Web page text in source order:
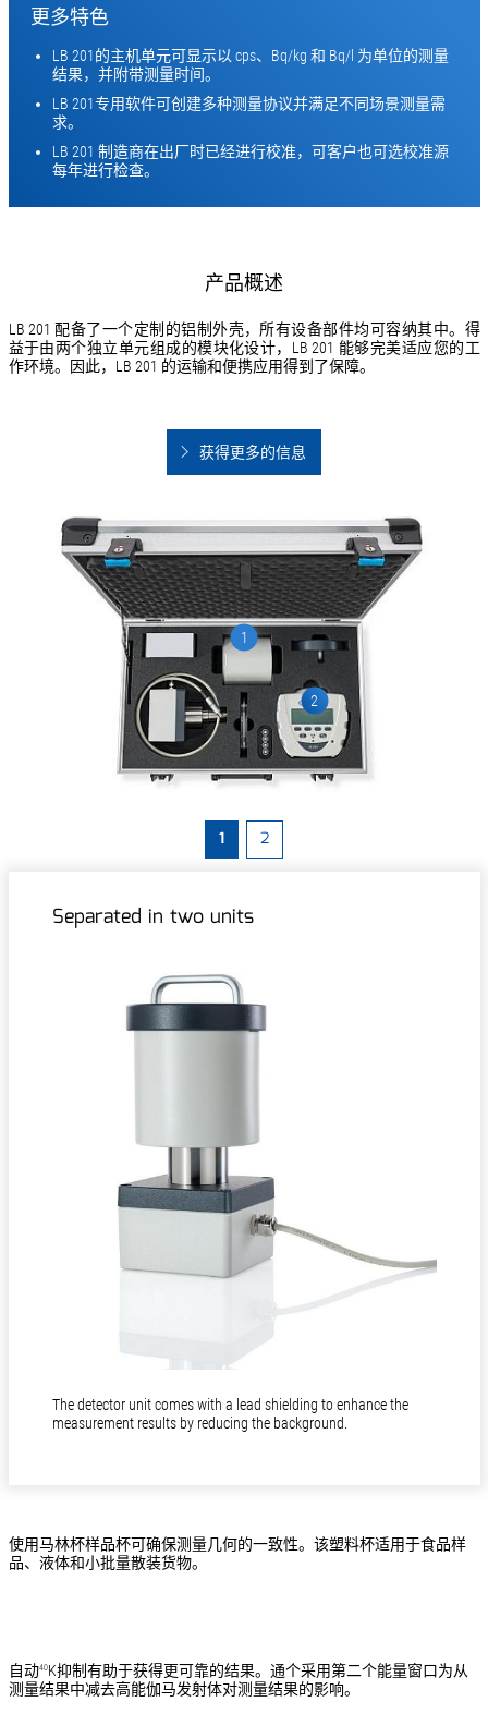
更多特色
LB 201的主机单元可显示以 cps、Bq/kg 和 Bq/l 为单位的测量
结果，并附带测量时间。
LB 201专用软件可创建多种测量协议并满足不同场景测量需
求。
LB 201 制造商在出厂时已经进行校准，可客户也可选校准源
每年进行检查。
产品概述
LB 201 配备了一个定制的铝制外壳，所有设备部件均可容纳其中。得
益于由两个独立单元组成的模块化设计，LB 201 能够完美适应您的工
作环境。因此，LB 201 的运输和便携应用得到了保障。
获得更多的信息
1
2
1 2
Separated in two units
The detector unit comes with a lead shielding to enhance the
measurement results by reducing the background.
使用马林杯样品杯可确保测量几何的一致性。该塑料杯适用于食品样
品、液体和小批量散装货物。
自动40K抑制有助于获得更可靠的结果。通个采用第二个能量窗口为从
测量结果中减去高能伽马发射体对测量结果的影响。